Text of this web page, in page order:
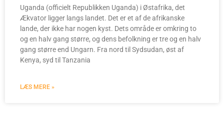
Uganda (officielt Republikken Uganda) i Østafrika, det
Ækvator ligger langs landet. Det er et af de afrikanske
lande, der ikke har nogen kyst. Dets område er omkring to
og en halv gang større, og dens befolkning er tre og en halv
gang større end Ungarn. Fra nord til Sydsudan, øst af
Kenya, syd til Tanzania
LÆS MERE »